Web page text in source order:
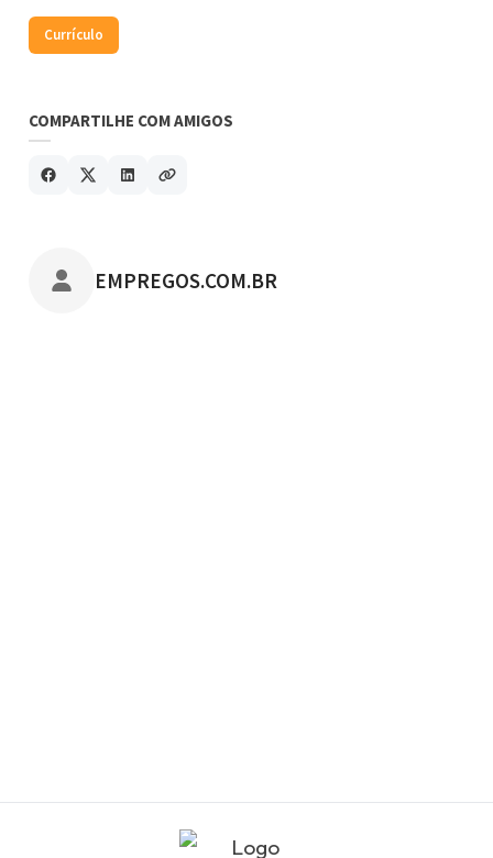
Currículo
COMPARTILHE COM AMIGOS
POSTADO POR
EMPREGOS.COM.BR